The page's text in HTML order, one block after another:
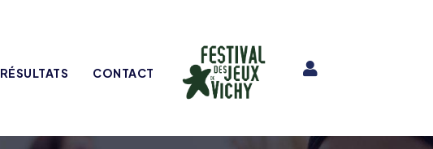
RÉSULTATS CONTACT